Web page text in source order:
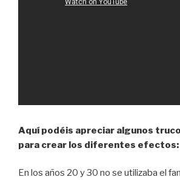
Aquí podéis apreciar algunos
para crear los diferentes efectos:
En los años 20 y 30 no se utilizaba el